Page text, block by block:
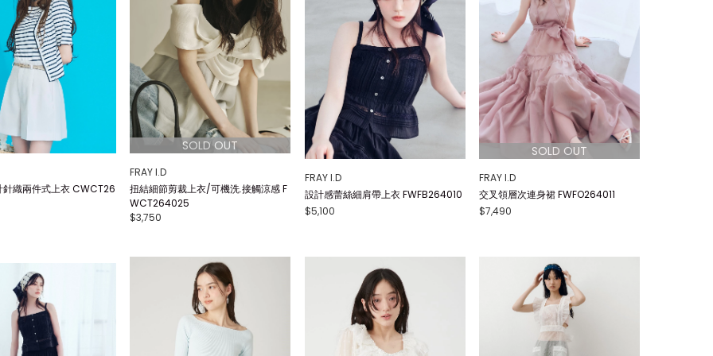
針織兩件式上衣 CWCT26
FRAY I.D
扭結細節剪裁上衣/可機洗.接觸涼感 F
WCT264025
$3,750
FRAY I.D
設計感蕾絲細肩帶上衣 FWFB264010
$5,100
FRAY I.D
交叉領層次連身裙 FWFO264011
$7,490